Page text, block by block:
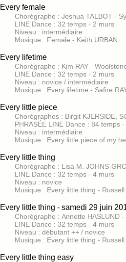
Every female
Chorégraphe : Joshua TALBOT -
LINE Dance : 32 temps - 2 murs
Niveau : intermédiaire
Musique : Female - Keith URBAN
Every lifetime
Chorégraphe : Kim RAY -
LINE Dance : 32 temps - 2 murs
Niveau : novice / intermédiaire
Musique : Every lifetime - Safire
Every little piece
Chorégraphes : Birgit KJERSIDE,
PHRASÉE LINE Dance : 84 temps
Niveau : intermédiaire
Musique : Every little piece of my
Every little thing
Chorégraphe : Lisa M. JOHNS-
LINE Dance : 32 temps - 4 murs
Niveau : novice
Musique : Every little thing -
Every little thing - samedi 29 juin
Chorégraphe : Annette HASLUND
LINE Dance : 32 temps - 4 murs
Niveau : débutant ++ / novice
Musique : Every little thing -
Every little thing easy